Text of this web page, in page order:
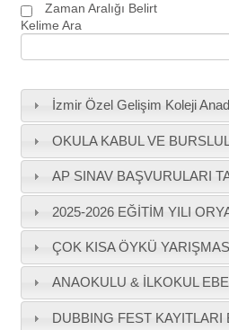
Zaman Aralığı Belirt
Kelime Ara
İzmir Özel Gelişim Koleji
OKULA KABUL VE
AP SINAV BAŞVURULARI
2025-2026 EĞİTİM YILI
ÇOK KISA ÖYKÜ
ANAOKULU & İLKOKUL
DUBBING FEST KAYITLARI